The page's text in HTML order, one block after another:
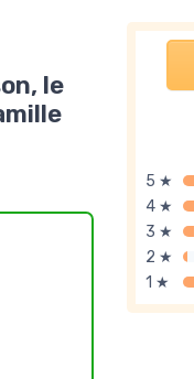
5 ★
4 ★
3 ★
2 ★
1 ★
le